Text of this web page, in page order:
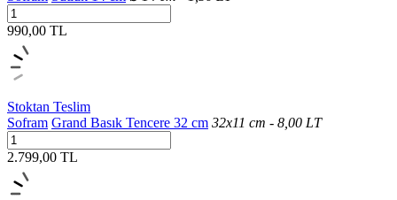
990,00 TL
Stoktan Teslim
Sofram Grand Basık Tencere 32 cm 32x11 cm - 8,00 LT
2.799,00 TL